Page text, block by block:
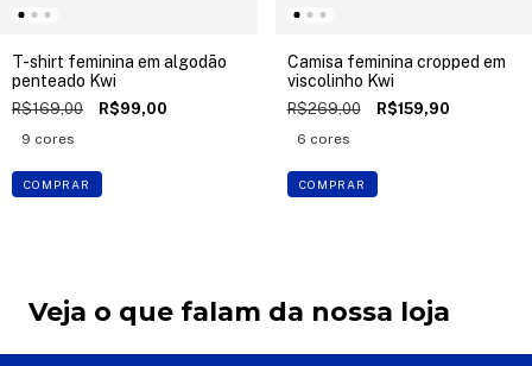
T-shirt feminina em algodão
penteado Kwi
R$169,00 R$99,00
9 cores
COMPRAR
Camisa feminina cropped em
viscolinho Kwi
R$269,00 R$159,90
6 cores
COMPRAR
Veja o que falam da nossa loja